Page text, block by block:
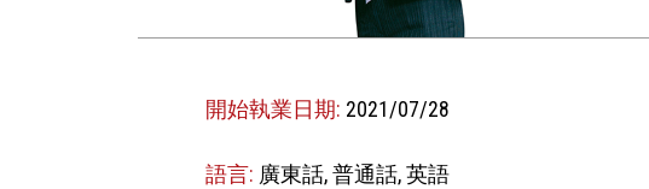
開始執業日期: 2021/07/28
語言: 廣東話, 普通話, 英語